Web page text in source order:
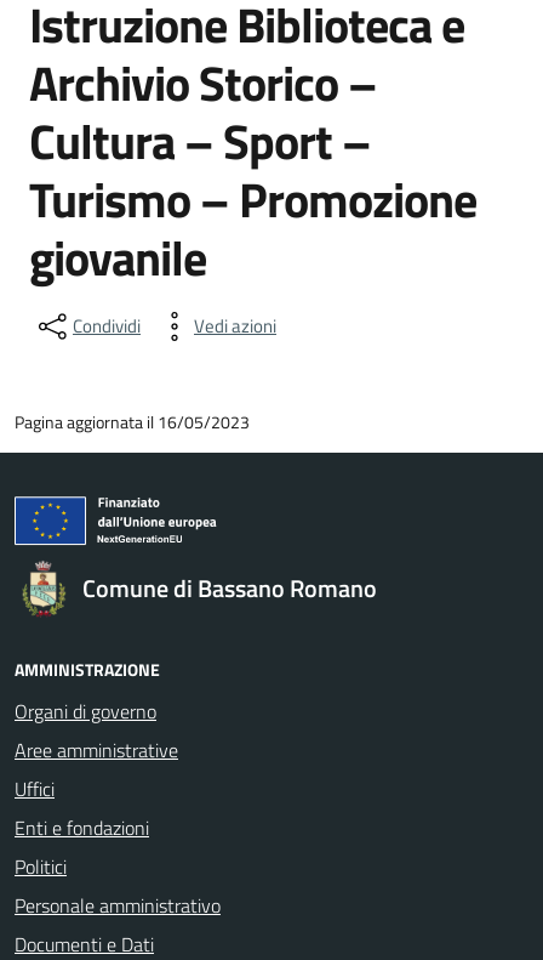
Istruzione Biblioteca e
Archivio Storico –
Cultura – Sport –
Turismo – Promozione
giovanile
Condividi Vedi azioni
Pagina aggiornata il 16/05/2023
Comune di Bassano Romano
AMMINISTRAZIONE
Organi di governo
Aree amministrative
Uffici
Enti e fondazioni
Politici
Personale amministrativo
Documenti e Dati